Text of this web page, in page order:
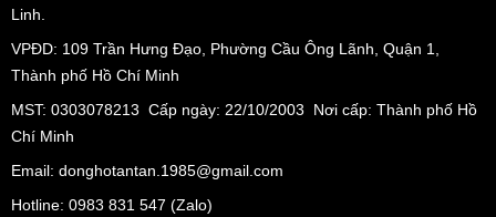
Linh.
VPĐD: 109 Trần Hưng Đạo, Phường Cầu Ông Lãnh, Quận 1,
Thành phố Hồ Chí Minh
MST: 0303078213 Cấp ngày: 22/10/2003 Nơi cấp: Thành phố Hồ
Chí Minh
Email: donghotantan.1985@gmail.com
Hotline: 0983 831 547 (Zalo)